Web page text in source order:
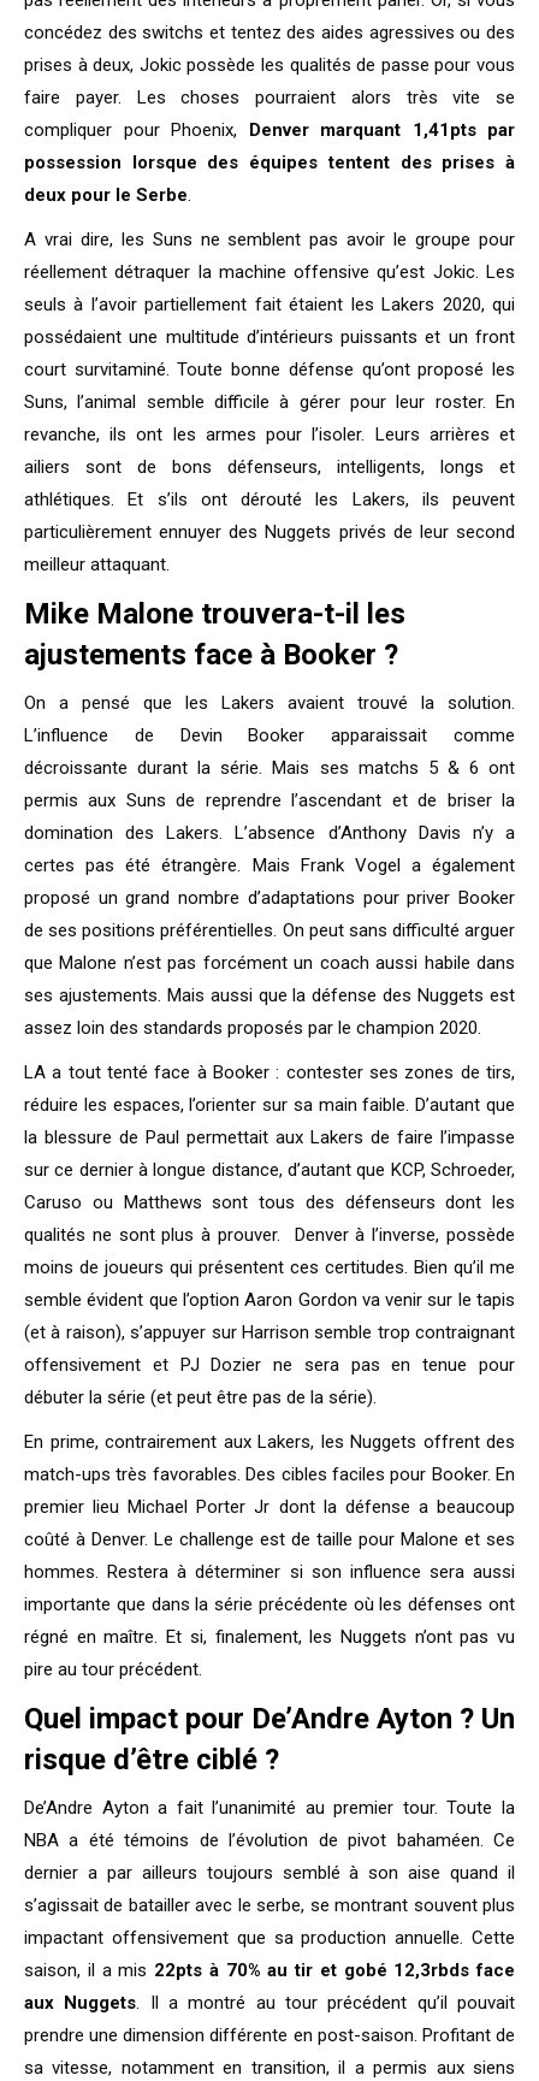
concédez des switchs et tentez des aides agressives ou des
prises à deux, Jokic possède les qualités de passe pour vous
faire payer. Les choses pourraient alors très vite se
compliquer pour Phoenix, Denver marquant 1,41pts par
possession lorsque des équipes tentent des prises à
deux pour le Serbe.
A vrai dire, les Suns ne semblent pas avoir le groupe pour
réellement détraquer la machine offensive qu’est Jokic. Les
seuls à l’avoir partiellement fait étaient les Lakers 2020, qui
possédaient une multitude d’intérieurs puissants et un front
court survitaminé. Toute bonne défense qu’ont proposé les
Suns, l’animal semble difficile à gérer pour leur roster. En
revanche, ils ont les armes pour l’isoler. Leurs arrières et
ailiers sont de bons défenseurs, intelligents, longs et
athlétiques. Et s’ils ont dérouté les Lakers, ils peuvent
particulièrement ennuyer des Nuggets privés de leur second
meilleur attaquant.
Mike Malone trouvera-t-il les
ajustements face à Booker ?
On a pensé que les Lakers avaient trouvé la solution.
L’influence de Devin Booker apparaissait comme
décroissante durant la série. Mais ses matchs 5 & 6 ont
permis aux Suns de reprendre l’ascendant et de briser la
domination des Lakers. L’absence d’Anthony Davis n’y a
certes pas été étrangère. Mais Frank Vogel a également
proposé un grand nombre d’adaptations pour priver Booker
de ses positions préférentielles. On peut sans difficulté arguer
que Malone n’est pas forcément un coach aussi habile dans
ses ajustements. Mais aussi que la défense des Nuggets est
assez loin des standards proposés par le champion 2020.
LA a tout tenté face à Booker : contester ses zones de tirs,
réduire les espaces, l’orienter sur sa main faible. D’autant que
la blessure de Paul permettait aux Lakers de faire l’impasse
sur ce dernier à longue distance, d’autant que KCP, Schroeder,
Caruso ou Matthews sont tous des défenseurs dont les
qualités ne sont plus à prouver. Denver à l’inverse, possède
moins de joueurs qui présentent ces certitudes. Bien qu’il me
semble évident que l’option Aaron Gordon va venir sur le tapis
(et à raison), s’appuyer sur Harrison semble trop contraignant
offensivement et PJ Dozier ne sera pas en tenue pour
débuter la série (et peut être pas de la série).
En prime, contrairement aux Lakers, les Nuggets offrent des
match-ups très favorables. Des cibles faciles pour Booker. En
premier lieu Michael Porter Jr dont la défense a beaucoup
coûté à Denver. Le challenge est de taille pour Malone et ses
hommes. Restera à déterminer si son influence sera aussi
importante que dans la série précédente où les défenses ont
régné en maître. Et si, finalement, les Nuggets n’ont pas vu
pire au tour précédent.
Quel impact pour De’Andre Ayton ? Un
risque d’être ciblé ?
De’Andre Ayton a fait l’unanimité au premier tour. Toute la
NBA a été témoins de l’évolution de pivot bahaméen. Ce
dernier a par ailleurs toujours semblé à son aise quand il
s’agissait de batailler avec le serbe, se montrant souvent plus
impactant offensivement que sa production annuelle. Cette
saison, il a mis 22pts à 70% au tir et gobé 12,3rbds face
aux Nuggets. Il a montré au tour précédent qu’il pouvait
prendre une dimension différente en post-saison. Profitant de
sa vitesse, notamment en transition, il a permis aux siens